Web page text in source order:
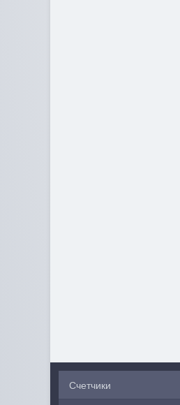
Счетчики